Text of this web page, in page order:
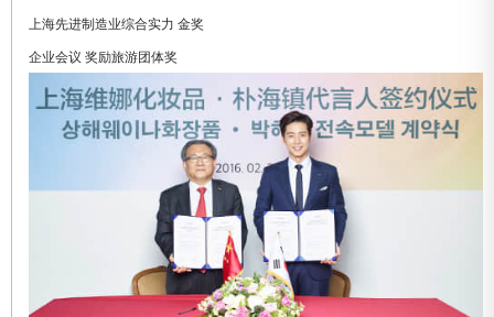
上海先进制造业综合实力 金奖
企业会议 奖励旅游团体奖